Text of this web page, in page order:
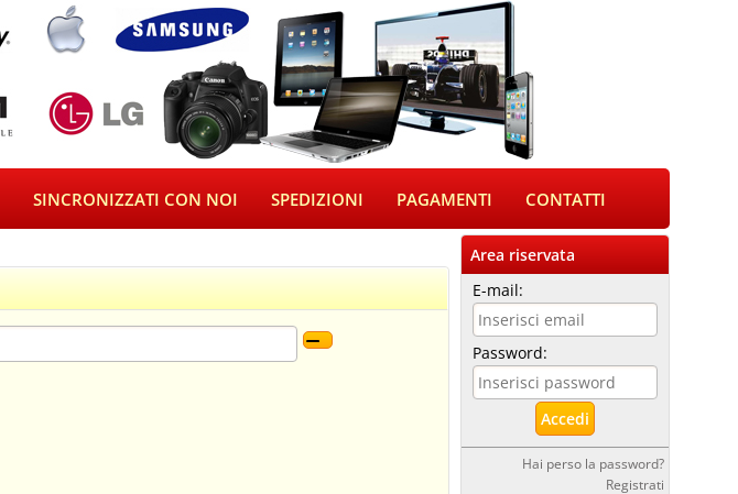
SINCRONIZZATI CON NOI SPEDIZIONI PAGAMENTI CONTATTI
Area riservata
E-mail:
Password:
Hai perso la password?
Registrati